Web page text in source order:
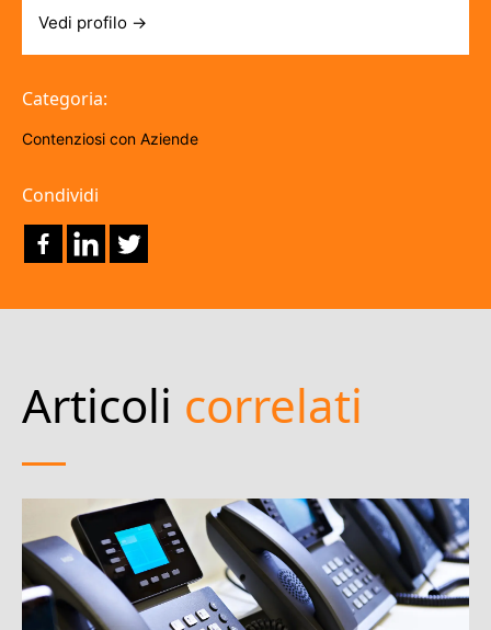
Vedi profilo →
Categoria:
Contenziosi con Aziende
Condividi
Articoli correlati